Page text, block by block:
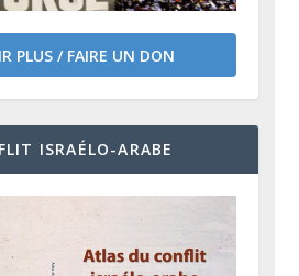
PLUS / FAIRE UN DON
ISRAÉLO-ARABE